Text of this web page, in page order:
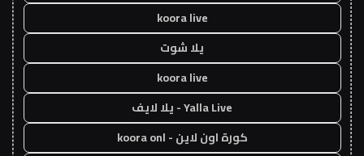
koora live
يلا شوت
koora live
Yalla Live - يلا لايف
كورة اون لاين - koora onl